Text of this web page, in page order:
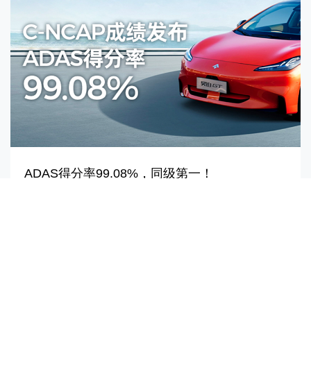
ADAS得分率99.08%，同级第一！